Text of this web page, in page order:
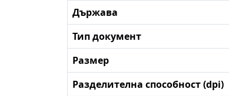
Държава
Тип документ
Размер
Разделителна способност (dpi)